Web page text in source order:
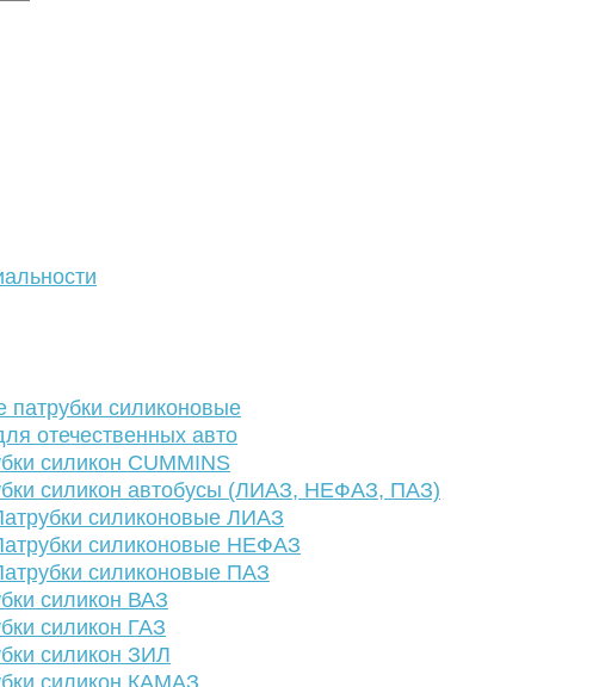
патрубки силиконовые
отечественных авто
силикон CUMMINS
силикон автобусы (ЛИАЗ, НЕФАЗ, ПАЗ)
силиконовые ЛИАЗ
силиконовые НЕФАЗ
силиконовые ПАЗ
силикон ВАЗ
силикон ГАЗ
силикон ЗИЛ
силикон КАМАЗ